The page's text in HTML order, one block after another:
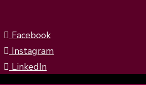
Facebook
Instagram
LinkedIn